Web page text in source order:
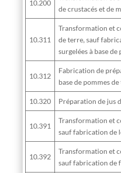
10.200
de crustacés et de
10.311
Transformation et
de terre, sauf
surgelées à base
10.312
Fabrication de
base de pommes
10.320 Préparation de jus
10.391
Transformation et
sauf fabrication de
10.392
Transformation et
sauf fabrication de